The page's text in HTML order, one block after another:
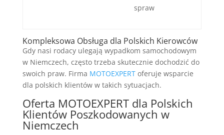
spraw
Kompleksowa Obsługa dla Polskich Kierowców
Gdy nasi rodacy ulegają wypadkom samochodowym
w Niemczech, często trzeba skutecznie dochodzić do
swoich praw. Firma MOTOEXPERToferuje wsparcie
dla polskich klientów w takich sytuacjach.
Oferta MOTOEXPERT dla Polskich
Klientów Poszkodowanych w
Niemczech